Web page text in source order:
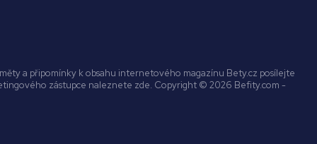
a připomínky k obsahu internetového magazínu Bety.cz posílejte
zástupce naleznete zde. Copyright © 2026 Befity.com -